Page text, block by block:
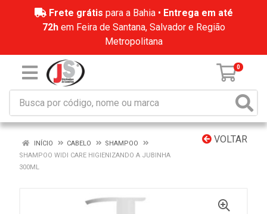
Frete grátis para a Bahia • Entrega em até
72hem Feira de Santana, Salvador e Região
Metropolitana
0
VOLTAR
INÍCIO CABELO
SHAMPOO
SHAMPOO WIDI CARE HIGIENIZANDO A JUBINHA
300ML